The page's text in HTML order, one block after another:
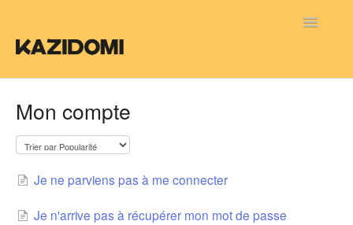
Toggle
Mon compte
Je ne parviens pas à me connecter
Je n'arrive pas à récupérer mon mot de passe